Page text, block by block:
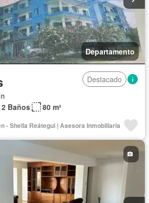
Departamento
Destacado
2 Baños 80 m²
- Shella Reátegui | Asesora Inmobiliaria